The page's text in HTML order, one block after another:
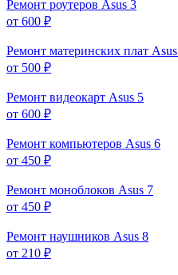
Ремонт роутеров Asus 3
от 600 ₽
Ремонт материнских плат Asus
от 500 ₽
Ремонт видеокарт Asus 5
от 600 ₽
Ремонт компьютеров Asus 6
от 450 ₽
Ремонт моноблоков Asus 7
от 450 ₽
Ремонт наушников Asus 8
от 210 ₽